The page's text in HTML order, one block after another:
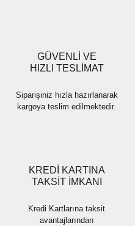
GÜVENLİ VE
HIZLI TESLİMAT
Siparişiniz hızla hazırlanarak
kargoya teslim edilmektedir.
KREDİ KARTINA
TAKSİT İMKANI
Kredi Kartlarına taksit
avantajlarından